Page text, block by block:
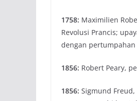
1758: Maximilien
Revolusi Prancis;
dengan
1856: Robert Peary,
1856: Sigmund